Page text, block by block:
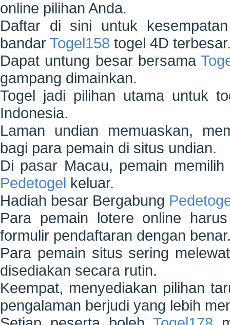
online pilihan Anda.
Daftar di sini untuk
bandar Togel158 togel 4D
Dapat untung besar bersama
gampang dimainkan.
Togel jadi pilihan utama untuk
Indonesia.
Laman undian memuaskan,
bagi para pemain di situs undian.
Di pasar Macau, pemain
Pedetogel keluar.
Hadiah besar Bergabung
Para pemain lotere online
formulir pendaftaran dengan
Para pemain situs sering
disediakan secara rutin.
Keempat, menyediakan pilihan
pengalaman berjudi yang lebih